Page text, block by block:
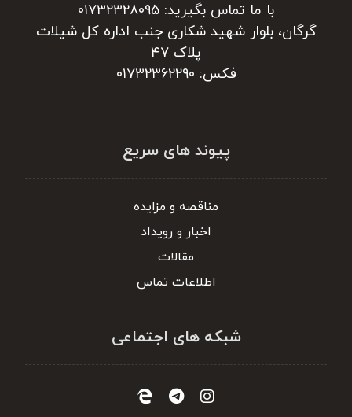
با ما تماس بگیرید: ۰۱۷۳۲۳۲۸۰۹۵
گرگان، بلوار شهید شکاری جنب اداره کل شیلات
پلاک ۴۷
فکس: ۰۱۷۳۲۳۶۲۲۹۰
پیوند های سریع
مناقصه و مزایده
اخبار و رویداد
مقالات
اطلاعات تماس
شبکه های اجتماعی